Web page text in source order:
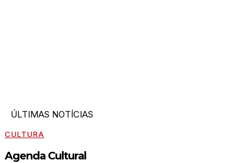
ÚLTIMAS NOTÍCIAS
CULTURA
Agenda Cultural